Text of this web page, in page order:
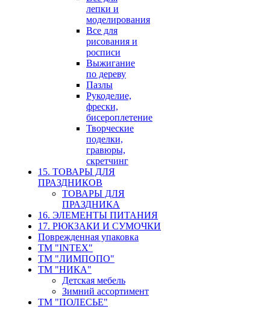
лепки и
моделирования
Все для
рисования и
росписи
Выжигание
по дереву
Пазлы
Рукоделие,
фрески,
бисероплетение
Творческие
поделки,
гравюры,
скретчинг
15. ТОВАРЫ ДЛЯ
ПРАЗДНИКОВ
ТОВАРЫ ДЛЯ
ПРАЗДНИКА
16. ЭЛЕМЕНТЫ ПИТАНИЯ
17. РЮКЗАКИ И СУМОЧКИ
Поврежденная упаковка
ТМ "INTEX"
ТМ "ЛИМПОПО"
ТМ "НИКА"
Детская мебель
Зимний ассортимент
ТМ "ПОЛЕСЬЕ"